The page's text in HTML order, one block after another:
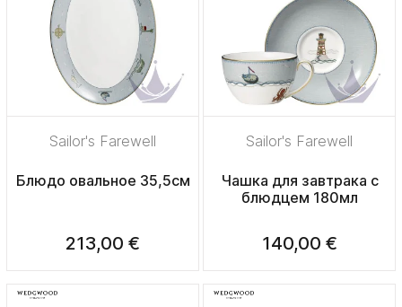
Sailor's Farewell
Блюдо овальное 35,5см
213,00 €
Sailor's Farewell
Чашка для завтрака с
блюдцем 180мл
140,00 €